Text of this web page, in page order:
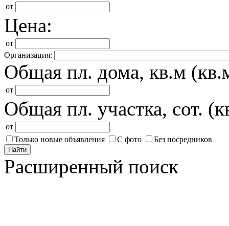
от
Цена:
от
Организация:
Общая пл. дома, кв.м
от
Общая пл. участка, сот.
от
Только новые объявления
С фото Без посредников
Найти
Расширенный поиск